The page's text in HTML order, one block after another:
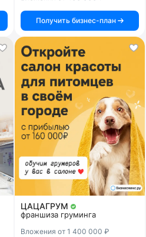
Получить бизнес-план
ЦАЦАГРУМ
франшиза груминга
Вложения от 1 400 000 ₽